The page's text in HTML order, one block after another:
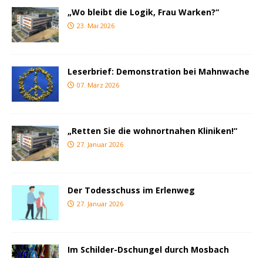
„Wo bleibt die Logik, Frau Warken?“
23. Mai 2026
Leserbrief: Demonstration bei Mahnwache
07. März 2026
„Retten Sie die wohnortnahen Kliniken!“
27. Januar 2026
Der Todesschuss im Erlenweg
27. Januar 2026
Im Schilder-Dschungel durch Mosbach